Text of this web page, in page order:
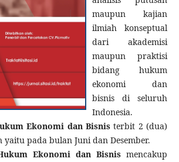
maupun kajian
ilmiah konseptual
dari akademisi
maupun praktisi
bidang hukum
ekonomi dan
bisnis di seluruh
Indonesia.
Ekonomi dan Bisnisterbit 2 (dua)
yaitu pada bulan Juni dan Desember.
Ekonomi dan Bisnis mencakup